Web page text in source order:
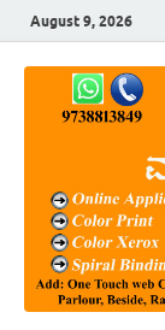
August 9, 2026